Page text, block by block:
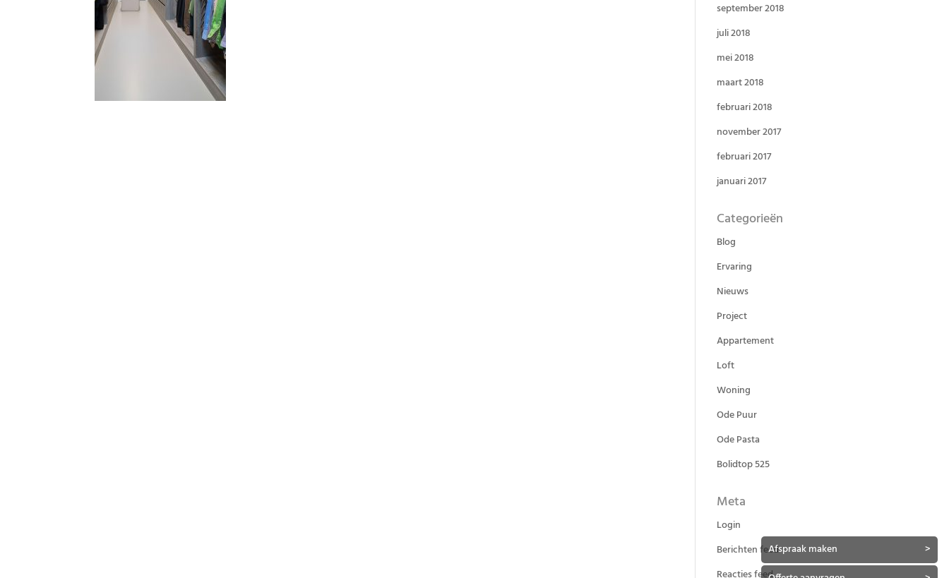
september 2018
juli 2018
mei 2018
maart 2018
februari 2018
november 2017
februari 2017
januari 2017
Categorieën
Blog
Ervaring
Nieuws
Project
Appartement
Loft
Woning
Ode Puur
Ode Pasta
Bolidtop 525
Meta
Login
Berichten feedAfspraak maken
>